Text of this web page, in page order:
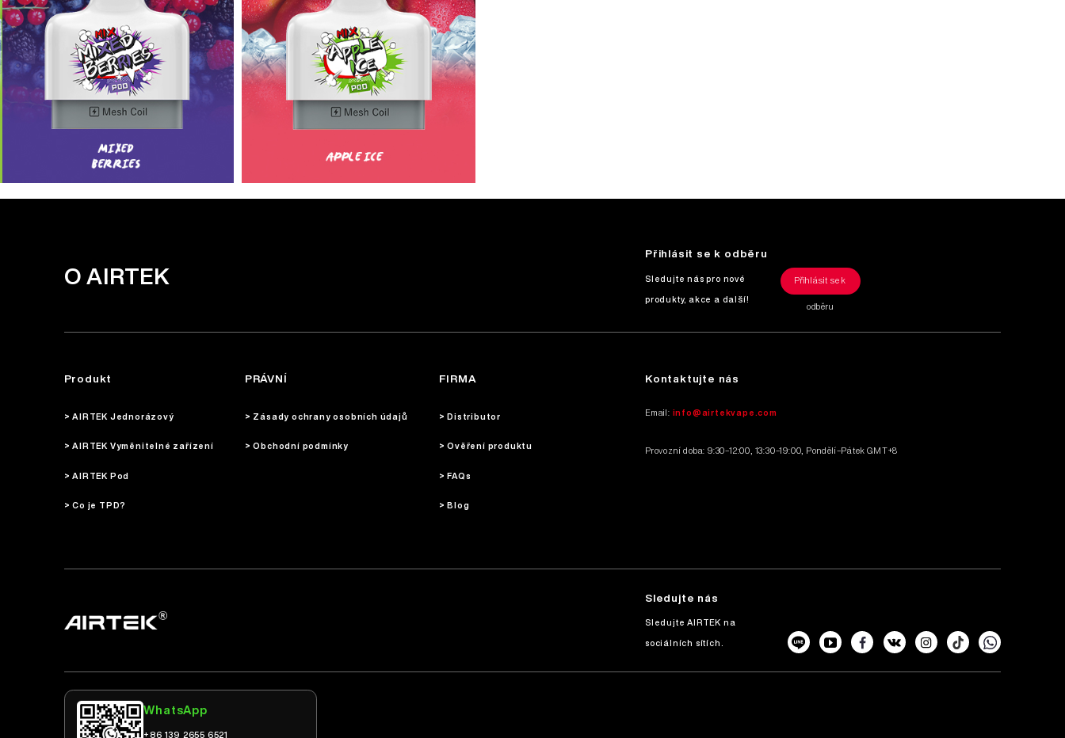
O AIRTEK
Přihlásit se k odběru
Sledujte nás pro nové
produkty, akce a další!
Přihlásit se k
odběru
Produkt
> AIRTEK Jednorázový
> AIRTEK Vyměnitelné zařízení
> AIRTEK Pod
> Co je TPD?
PRÁVNÍ
> Zásady ochrany osobních údajů
> Obchodní podmínky
FIRMA
> Distributor
> Ověření produktu
> FAQs
> Blog
Kontaktujte nás
Email: info@airtekvape.com
Provozní doba: 9:30–12:00, 13:30–19:00, Pondělí–Pátek GMT+8
Sledujte nás
Sledujte AIRTEK na
sociálních sítích.
WhatsApp
+86 139 2655 6521